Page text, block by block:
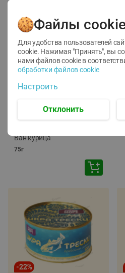
12
1.05 руб./
руб./шт
Корм влаж. для кош. с
Ван курица
75г
-22%
Файлы
Для удобства пользователей
cookie. Нажимая "Принять", вы
нами файлов cookie в
обработки файлов cookie
Настроить
Отклонить